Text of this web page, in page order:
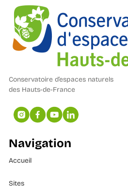
Conservatoire d’espaces naturels
des Hauts-de-France
Navigation
Accueil
Sites